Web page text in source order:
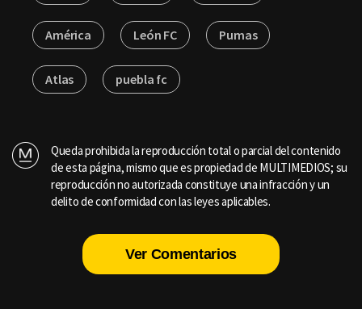
América León FC Pumas
Atlas puebla fc
Queda prohibida la reproducción total o parcial del contenido
de esta página, mismo que es propiedad de MULTIMEDIOS; su
reproducción no autorizada constituye una infracción y un
delito de conformidad con las leyes aplicables.
Ver Comentarios